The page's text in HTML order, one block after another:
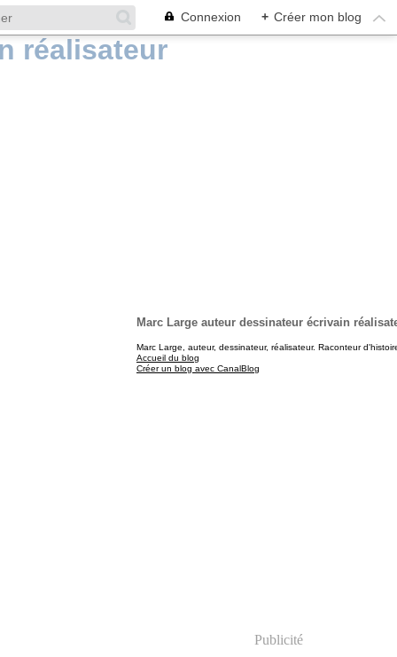
Connexion + Créer mon blog
Marc Large auteur dessinateur écrivain
Marc Large, auteur, dessinateur, réalisateur. Raconteur
Accueil du blog
Créer un blog avec CanalBlog
Publicité